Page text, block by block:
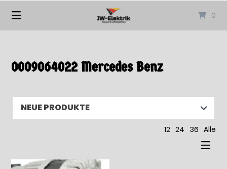
0
0009064022 Mercedes Benz
12 24 36 Alle